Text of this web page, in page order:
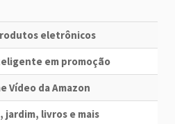
eletrônicos
em promoção
Vídeo da Amazon
jardim, livros e mais